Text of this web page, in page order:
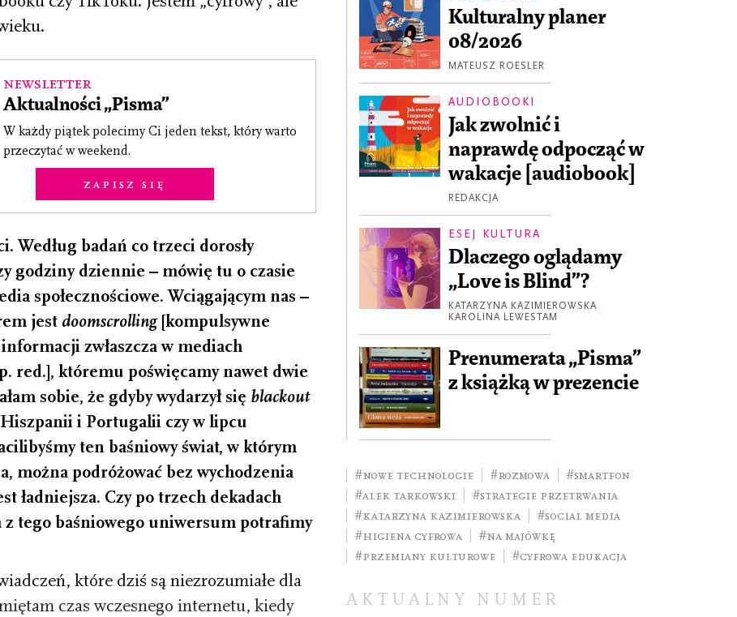
Newsletter
Aktualności „Pisma”
W każdy piątek polecimy Ci jeden tekst, który warto
przeczytać w weekend.
Zapisz się
Według badań co trzeci dorosły
godziny dziennie – mówię tu o czasie
społecznościowe. Wciągającym nas –
jest doomscrolling [kompulsywne
zwłaszcza w mediach
red.], któremu poświęcamy nawet dwie
sobie, że gdyby wydarzył się blackout
i Portugalii czy w lipcu
ten baśniowy świat, w którym
można podróżować bez wychodzenia
ładniejsza. Czy po trzech dekadach
tego baśniowego uniwersum potrafimy
które dziś są niezrozumiałe dla
czas wczesnego internetu, kiedy
Kulturalny planer
08/2026
MATEUSZ ROESLER
AUDIOBOOKI
Jak zwolnić i
naprawdę odpocząć w
wakacje [audiobook]
REDAKCJA
ESEJ KULTURA
Dlaczego oglądamy
„Love is Blind”?
KATARZYNA KAZIMIEROWSKA
KAROLINA LEWESTAM
Prenumerata „Pisma”
z książką w prezencie
#nowe technologie #rozmowa
#smartfon
#Alek Tarkowski
#strategie przetrwania
#Katarzyna Kazimierowska
#social media
#higiena cyfrowa
#Na majówkę
#przemiany kulturowe
#Cyfrowa edukacja
AKTUALNY NUMER